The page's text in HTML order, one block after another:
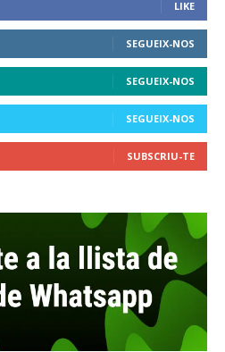
LIKE
SEGUEIX-NOS
SEGUEIX-NOS
SEGUEIX-NOS
SUBSCRIU-TE